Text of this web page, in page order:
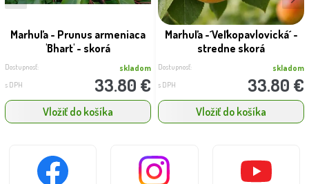
Marhuľa - Prunus armeniaca
'Bhart' - skorá
Dostupnosť: skladom
s DPH 33.80 €
Vložiť do košíka
Marhuľa -´Veľkopavlovická´ -
stredne skorá
Dostupnosť: skladom
s DPH 33.80 €
Vložiť do košíka